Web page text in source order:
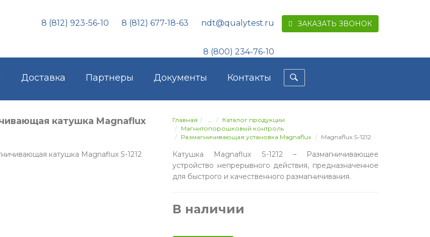
ЗАКАЗАТЬ ЗВОНОК
ndt@qualytest.ru
8 (812) 677-18-63
8 (812) 923-56-10
8 (800) 234-76-10
Доставка Партнеры Документы Контакты
катушка Magnaflux
Главная ...
Каталог продукции
Магнитопорошковый контроль
Размагничивающая установка Magnaflux
Magnaflux S-1212
Катушка Magnaflux S-1212 – Размагничивающее
устройство непрерывного действия, предназначенное
для быстрого и качественного размагничивания.
В наличии